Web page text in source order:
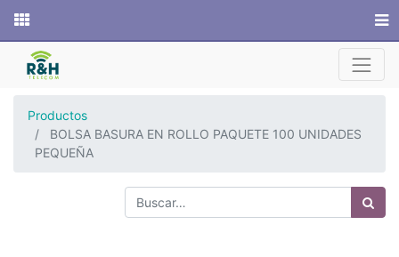
Productos
BOLSA BASURA EN ROLLO PAQUETE 100 UNIDADES
PEQUEÑA